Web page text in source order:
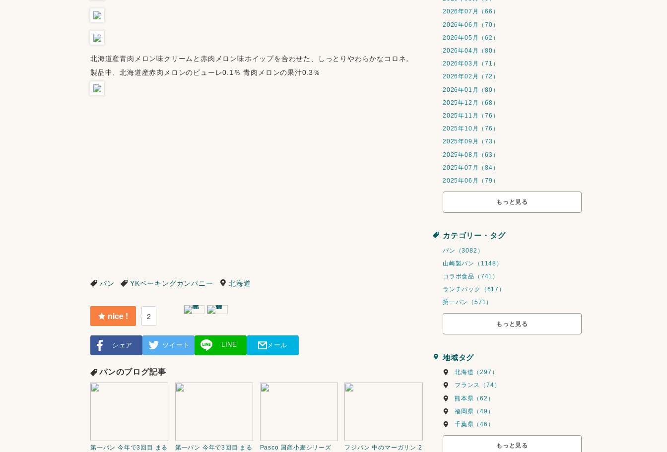
北海道産青肉メロン味クリームと赤肉メロン味ホイップを合わせた、しっとりやわらかなコロネ。
製品中、北海道産赤肉メロンのピューレ0.1％ 青肉メロンの果汁0.3％
パン YKベーキングカンパニー 北海道
nice ! 2
シェア ツイート LINE メール
パンのブログ記事
第一パン 今年で3回目 まる 第一パン 今年で3回目 まる Pasco 国産小麦シリーズ フジパン 中のマーガリン 2
2026年07月（66）
2026年06月（70）
2026年05月（62）
2026年04月（80）
2026年03月（71）
2026年02月（72）
2026年01月（80）
2025年12月（68）
2025年11月（76）
2025年10月（76）
2025年09月（73）
2025年08月（63）
2025年07月（84）
2025年06月（79）
もっと見る
カテゴリー・タグ
パン（3082）
山崎製パン（1148）
コラボ食品（741）
ランチパック（617）
第一パン（571）
もっと見る
地域タグ
北海道（297）
フランス（74）
熊本県（62）
福岡県（49）
千葉県（46）
もっと見る